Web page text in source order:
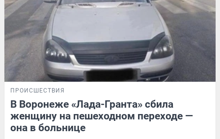
ПРОИСШЕСТВИЯ
В Воронеже «Лада-Гранта» сбила
женщину на пешеходном переходе —
она в больнице